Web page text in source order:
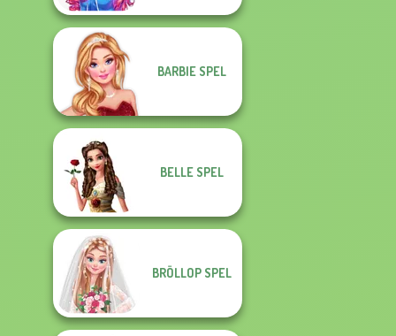
BARBIE SPEL
BELLE SPEL
BRÖLLOP SPEL